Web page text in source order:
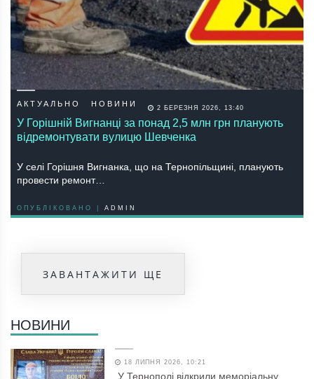
АКТУАЛЬНО НОВИНИ 2 БЕРЕЗНЯ 2026, 13:40
У Горішній Вигнанці за понад 2,5 млн грн планують
відремонтувати вулицю Шевченка
У селі Горішня Вигнанка, що на Тернопільщині, планують
провести ремонт…
ОПУБЛІКОВАНО | ADMIN
ЗАВАНТАЖИТИ ЩЕ
НОВИНИ
18 ЛИПНЯ 2026, 10:21
У Тернополі відкрили меморіальну